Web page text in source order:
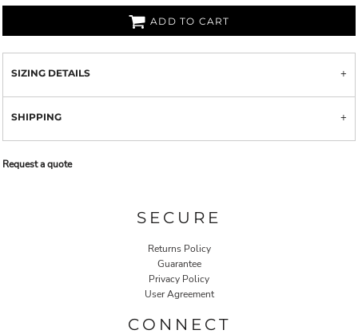
ADD TO CART
SIZING DETAILS
SHIPPING
Request a quote
SECURE
Returns Policy
Guarantee
Privacy Policy
User Agreement
CONNECT